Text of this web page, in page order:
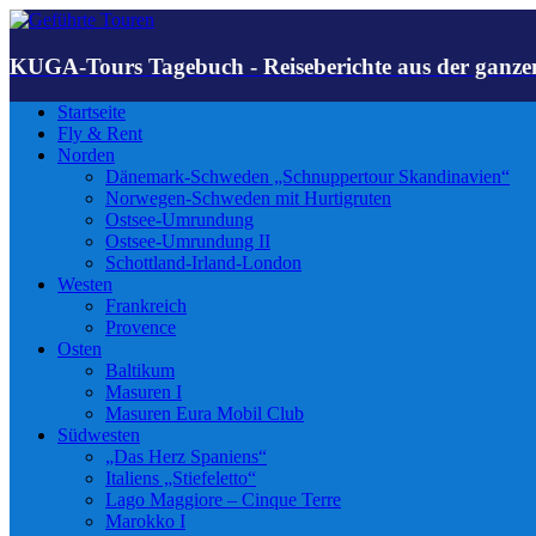
KUGA-Tours Tagebuch - Reiseberichte aus der
Startseite
Fly & Rent
Norden
Dänemark-Schweden „Schnuppertour Skandinavien“
Norwegen-Schweden mit Hurtigruten
Ostsee-Umrundung
Ostsee-Umrundung II
Schottland-Irland-London
Westen
Frankreich
Provence
Osten
Baltikum
Masuren I
Masuren Eura Mobil Club
Südwesten
„Das Herz Spaniens“
Italiens „Stiefeletto“
Lago Maggiore – Cinque Terre
Marokko I